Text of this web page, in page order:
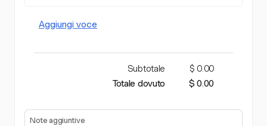
Aggiungi voce
Subtotale
$ 0.00
Totale dovuto
$ 0.00
Note aggiuntive